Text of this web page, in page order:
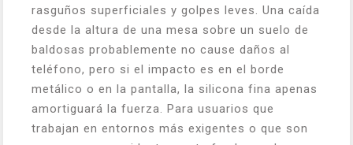
rasguños superficiales y golpes leves. Una caída
desde la altura de una mesa sobre un suelo de
baldosas probablemente no cause daños al
teléfono, pero si el impacto es en el borde
metálico o en la pantalla, la silicona fina apenas
amortiguará la fuerza. Para usuarios que
trabajan en entornos más exigentes o que son